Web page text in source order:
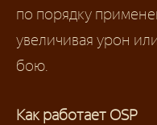
по порядку
увеличивая урон
бою.
Как работает OSP